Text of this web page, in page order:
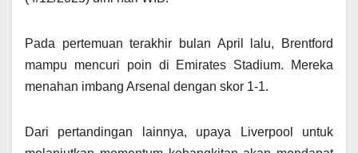
Pada pertemuan terakhir bulan April lalu, Brentford
mampu mencuri poin di Emirates Stadium. Mereka
menahan imbang Arsenal dengan skor 1-1.
Dari pertandingan lainnya, upaya Liverpool untuk